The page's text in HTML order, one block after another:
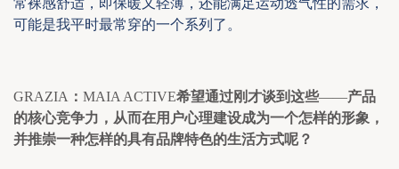
可能是我平时最常穿的一个系列了。
GRAZIA ： MAIA ACTIVE希望通过刚才谈到这些——产品
的核心竞争力，从而在用户心理建设成为一个怎样的形象，
并推崇一种怎样的具有品牌特色的生活方式呢？